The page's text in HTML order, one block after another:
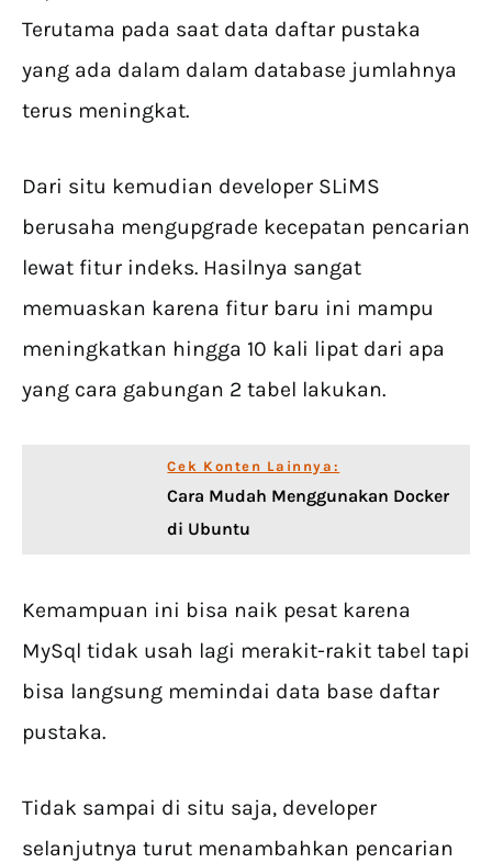
Terutama pada saat data daftar pustaka
yang ada dalam dalam database jumlahnya
terus meningkat.
Dari situ kemudian developer SLiMS
berusaha mengupgrade kecepatan pencarian
lewat fitur indeks. Hasilnya sangat
memuaskan karena fitur baru ini mampu
meningkatkan hingga 10 kali lipat dari apa
yang cara gabungan 2 tabel lakukan.
Cek Konten Lainnya:
Cara Mudah Menggunakan Docker
di Ubuntu
Kemampuan ini bisa naik pesat karena
MySql tidak usah lagi merakit-rakit tabel tapi
bisa langsung memindai data base daftar
pustaka.
Tidak sampai di situ saja, developer
selanjutnya turut menambahkan pencarian